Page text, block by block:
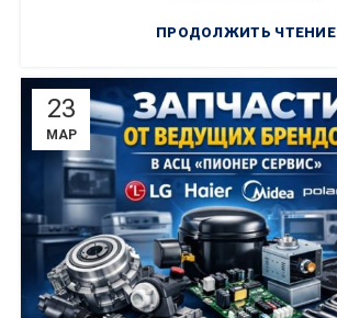
ПРОДОЛЖИТЬ ЧТЕНИЕ
23
МАР